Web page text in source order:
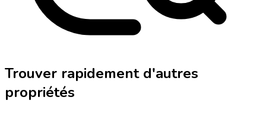
Trouver rapidement d'autres
propriétés